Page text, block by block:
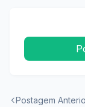
Postagem